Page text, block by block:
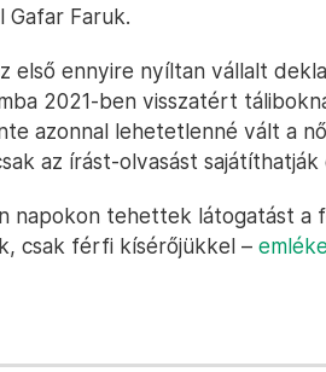
Gafar Faruk.
ennyire nyíltan vállalt
2021-ben visszatért
azonnal lehetetlenné vált a
az írást-olvasást sajátíthatják
napokon tehettek látogatást a
csak férfi kísérőjükkel –